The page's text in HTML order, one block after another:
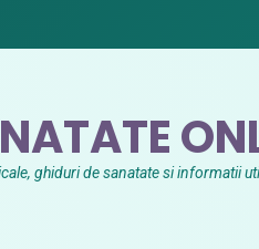
ghiduri de sanatate si informatii